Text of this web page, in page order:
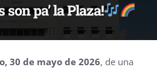
son pa’ la Plaza!
30 de mayo de 2026, de una